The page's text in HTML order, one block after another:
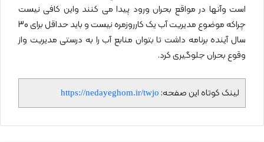
است وآنها در مواقع بحران ورود پیدا می کنند واین کافی نیست
چراکه موضوع مدیریت آب یک کارروزمره نیست و باید حداقل برای 30
سال آینده برنامه داشت تا بتوان منابع آب را به درستی مدیریت واز
وقوع بحران جلوگیری کرد.
لینک کوتاه این صفحه: https://nedayeghom.ir/twjo